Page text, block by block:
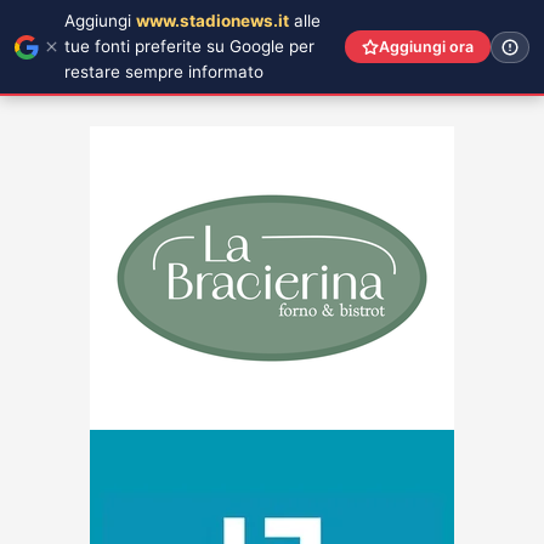
Aggiungi www.stadionews.it alle
tue fonti preferite su Google per
restare sempre informato
Aggiungi ora